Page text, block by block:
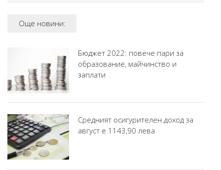
Още новини:
Бюджет 2022: повече пари за
образование, майчинство и
заплати
Средният осигурителен доход за
август е 1143,90 лева